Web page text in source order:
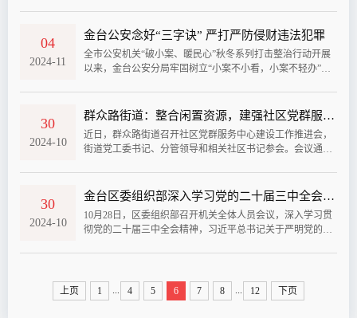
训学习。此次培训一改以往“大而全”形式，创新探索“点餐
聚焦问题隐患，突出实用实践，重点组织学习党支部标准化
建设、意识形态、党员发展、...
04
2024-11
金台公安念好“三字诀” 严打严防侵财违法犯罪
全市公安机关“破小案、暖民心”秋冬系列打击整治行动开展
以来，金台公安分局牢固树立“小案不小看，小案不轻办”的
凌厉攻势，着力提升破“小案”能力水平。行动开展以来，共
5万余元。一、整合“高、精、尖”资源 打造专门组织架构一
是加强组织领导，强化...
30
2024-10
群众路街道：整合闲置资源，建强社区党群服务阵地
近日，群众路街道召开社区党群服务中心建设工作推进会，
街道党工委书记、分管领导和相关社区书记参会。会议通报
三个社区书记分别就本社区党群服务中心建设工作进展情况
保整改工作有序推进。会议要求，各社区要盘活用好社区服
务用房，积极协调闲置用地用房...
30
2024-10
金台区委组织部深入学习党的二十届三中全会精神及习近平总书记来宝考察重要讲话重要指示精神
10月28日，区委组织部召开机关全体人员会议，深入学习贯
彻党的二十届三中全会精神，习近平总书记关于严明党的纪
育。区委常委、组织部长张炜参加会议并讲话。会议指出，
要全面学习、全面把握，深刻领悟习近平总书记来宝考察重
上页 1 4 5 6 7 8 12 下页